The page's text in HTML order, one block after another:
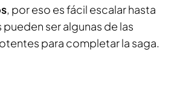
, por eso es fácil escalar hasta
ser algunas de las
para completar la saga.